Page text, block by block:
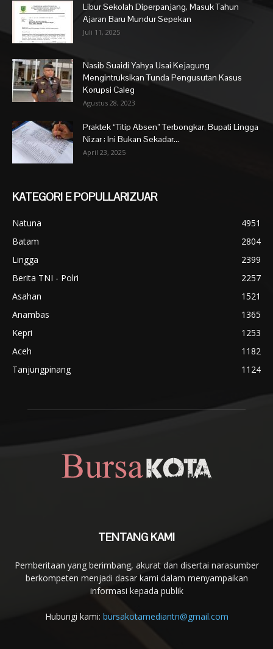
Libur Sekolah Diperpanjang, Masuk Tahun
Ajaran Baru Mundur Sepekan
Juli 11, 2025
Nasib Suaidi Yahya Usai Kejagung
Mengintruksikan Tunda Pengusutan Kasus
Korupsi Caleg
Agustus 28, 2023
Praktek “Titip Absen” Terbongkar, Bupati Lingga
Nizar : Ini Bukan Sekadar...
April 23, 2025
KATEGORI E POPULLARIZUAR
Natuna
4951
Batam
2804
Lingga
2399
Berita TNI - Polri
2257
Asahan
1521
Anambas
1365
Kepri
1253
Aceh
1182
Tanjungpinang
1124
TENTANG KAMI
Pemberitaan yang berimbang, akurat dan disertai narasumber
berkompeten menjadi dasar kami dalam menyampaikan
informasi kepada publik
Hubungi kami: bursakotamediantn@gmail.com